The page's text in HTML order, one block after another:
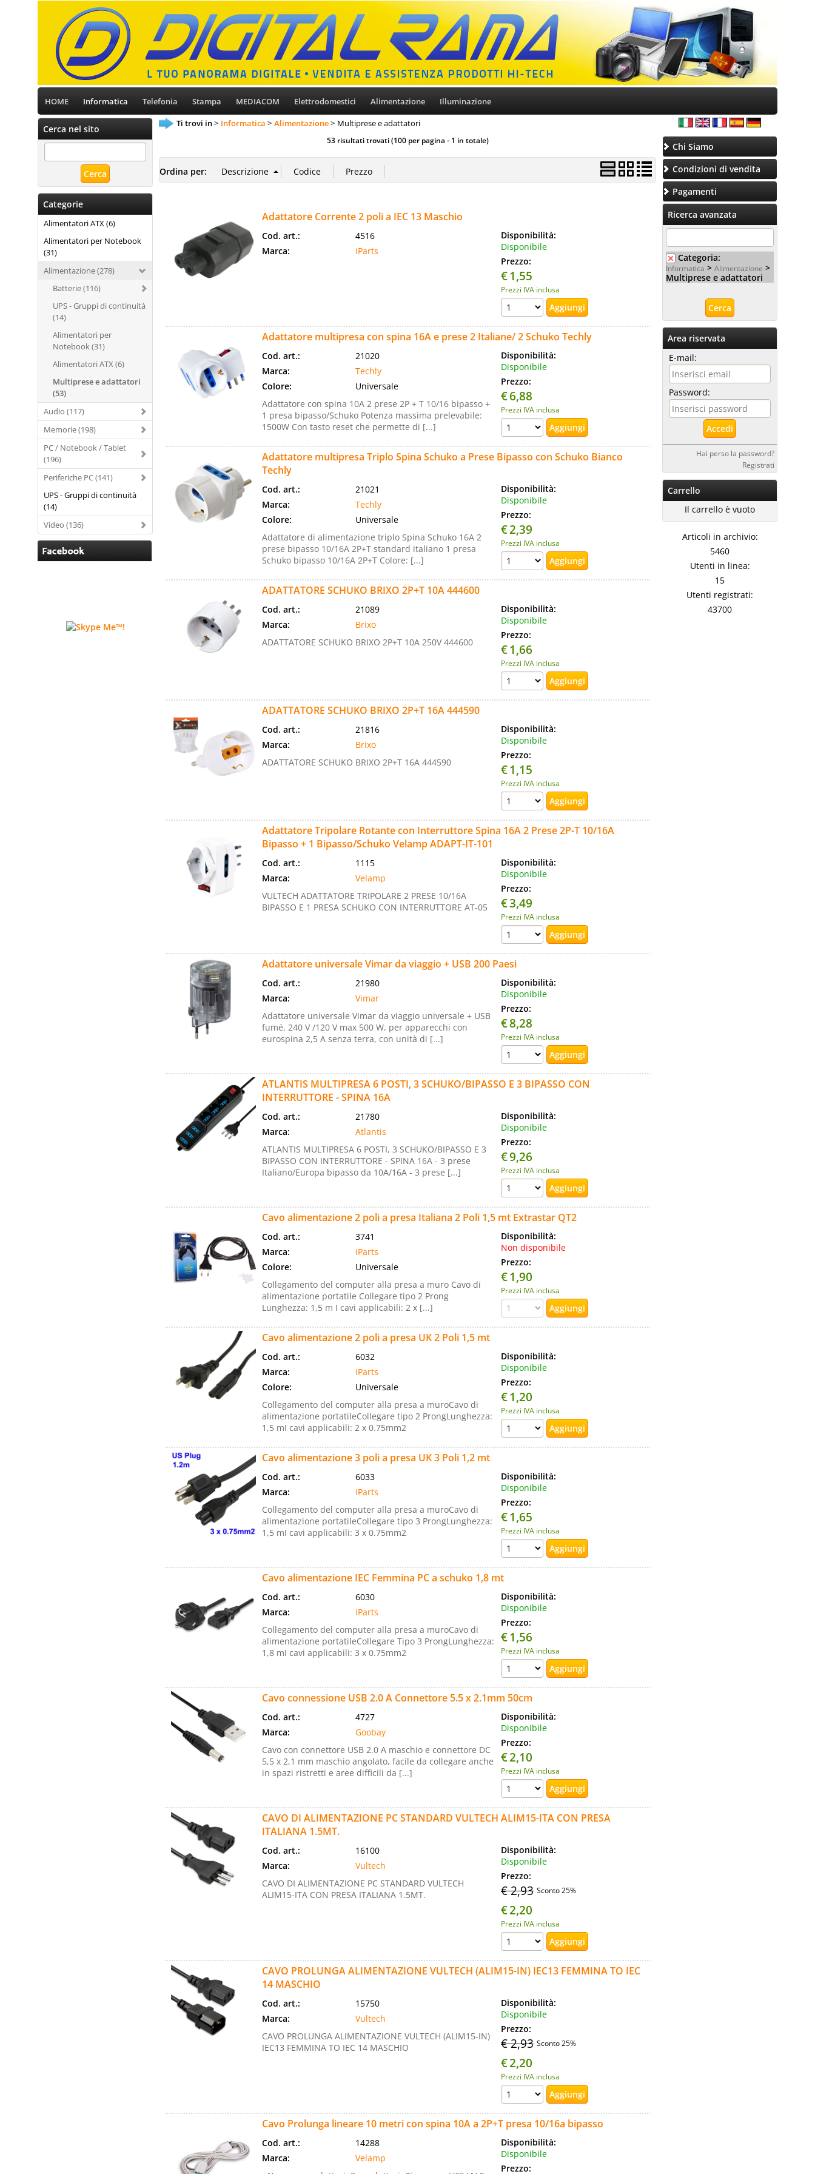
HOME Informatica Telefonia Stampa MEDIACOM Elettrodomestici Alimentazione Illuminazione
Cerca nel sito
Categorie
Alimentatori ATX (6)
Alimentatori per Notebook
(31)
Alimentazione (278)
Batterie (116)
UPS - Gruppi di continuità
(14)
Alimentatori per
Notebook (31)
Alimentatori ATX (6)
Multiprese e adattatori
(53)
Audio (117)
Memorie (198)
PC / Notebook / Tablet
(196)
Periferiche PC (141)
UPS - Gruppi di continuità
(14)
Video (136)
Ti trovi in Informatica Alimentazione Multiprese e adattatori
53 risultati trovati (100 per pagina - 1 in totale)
Ordina per:
Adattatore Corrente 2 poli a IEC 13 Maschio
Cod. art.:
4516
Marca:
iParts
Disponibilità:
Disponibile
Prezzo:
€1,55
Prezzi IVA inclusa
Adattatore multipresa con spina 16A e prese 2 Italiane/ 2 Schuko Techly
Cod. art.:
21020
Marca:
Techly
Colore:
Universale
Adattatore con spina 10A 2 prese 2P + T 10/16 bipasso +
1 presa bipasso/Schuko Potenza massima prelevabile:
1500W Con tasto reset che permette di [...]
Disponibilità:
Disponibile
Prezzo:
€6,88
Prezzi IVA inclusa
Adattatore multipresa Triplo Spina Schuko a Prese Bipasso con Schuko Bianco
Techly
Cod. art.:
21021
Marca:
Techly
Colore:
Universale
Adattatore di alimentazione triplo Spina Schuko 16A 2
prese bipasso 10/16A 2P+T standard italiano 1 presa
Schuko bipasso 10/16A 2P+T Colore: [...]
Disponibilità:
Disponibile
Prezzo:
€2,39
Prezzi IVA inclusa
ADATTATORE SCHUKO BRIXO 2P+T 10A 444600
Cod. art.:
21089
Marca:
Brixo
ADATTATORE SCHUKO BRIXO 2P+T 10A 250V 444600
Disponibilità:
Disponibile
Prezzo:
€1,66
Prezzi IVA inclusa
ADATTATORE SCHUKO BRIXO 2P+T 16A 444590
Cod. art.:
21816
Marca:
Brixo
ADATTATORE SCHUKO BRIXO 2P+T 16A 444590
Disponibilità:
Disponibile
Prezzo:
€1,15
Prezzi IVA inclusa
Adattatore Tripolare Rotante con Interruttore Spina 16A 2 Prese 2P-T 10/16A
Bipasso + 1 Bipasso/Schuko Velamp ADAPT-IT-101
Cod. art.:
1115
Marca:
Velamp
VULTECH ADATTATORE TRIPOLARE 2 PRESE 10/16A
BIPASSO E 1 PRESA SCHUKO CON INTERRUTTORE AT-05
Disponibilità:
Disponibile
Prezzo:
€3,49
Prezzi IVA inclusa
Adattatore universale Vimar da viaggio + USB 200 Paesi
Cod. art.:
21980
Marca:
Vimar
Adattatore universale Vimar da viaggio universale + USB
fumé, 240 V /120 V max 500 W, per apparecchi con
eurospina 2,5 A senza terra, con unità di [...]
Disponibilità:
Disponibile
Prezzo:
€8,28
Prezzi IVA inclusa
ATLANTIS MULTIPRESA 6 POSTI, 3 SCHUKO/BIPASSO E 3 BIPASSO CON
INTERRUTTORE - SPINA 16A
Cod. art.:
21780
Marca:
Atlantis
ATLANTIS MULTIPRESA 6 POSTI, 3 SCHUKO/BIPASSO E 3
BIPASSO CON INTERRUTTORE - SPINA 16A - 3 prese
Italiano/Europa bipasso da 10A/16A - 3 prese [...]
Disponibilità:
Disponibile
Prezzo:
€9,26
Prezzi IVA inclusa
Cavo alimentazione 2 poli a presa Italiana 2 Poli 1,5 mt Extrastar QT2
Cod. art.:
3741
Marca:
iParts
Colore:
Universale
Collegamento del computer alla presa a muro Cavo di
alimentazione portatile Collegare tipo 2 Prong
Lunghezza: 1,5 m I cavi applicabili: 2 x [...]
Disponibilità:
Non disponibile
Prezzo:
€1,90
Prezzi IVA inclusa
Cavo alimentazione 2 poli a presa UK 2 Poli 1,5 mt
Cod. art.:
6032
Marca:
iParts
Colore:
Universale
Collegamento del computer alla presa a muroCavo di
alimentazione portatileCollegare tipo 2 ProngLunghezza:
1,5 mI cavi applicabili: 2 x 0.75mm2
Disponibilità:
Disponibile
Prezzo:
€1,20
Prezzi IVA inclusa
Cavo alimentazione 3 poli a presa UK 3 Poli 1,2 mt
Cod. art.:
6033
Marca:
iParts
Collegamento del computer alla presa a muroCavo di
alimentazione portatileCollegare tipo 3 ProngLunghezza:
1,5 mI cavi applicabili: 3 x 0.75mm2
Disponibilità:
Disponibile
Prezzo:
€1,65
Prezzi IVA inclusa
Cavo alimentazione IEC Femmina PC a schuko 1,8 mt
Cod. art.:
6030
Marca:
iParts
Collegamento del computer alla presa a muroCavo di
alimentazione portatileCollegare Tipo 3 ProngLunghezza:
1,8 mI cavi applicabili: 3 x 0.75mm2
Disponibilità:
Disponibile
Prezzo:
€1,56
Prezzi IVA inclusa
Cavo connessione USB 2.0 A Connettore 5.5 x 2.1mm 50cm
Cod. art.:
4727
Marca:
Goobay
Cavo con connettore USB 2.0 A maschio e connettore DC
5,5 x 2,1 mm maschio angolato, facile da collegare anche
in spazi ristretti e aree difficili da [...]
Disponibilità:
Disponibile
Prezzo:
€2,10
Prezzi IVA inclusa
CAVO DI ALIMENTAZIONE PC STANDARD VULTECH ALIM15-ITA CON PRESA
ITALIANA 1.5MT.
Cod. art.:
16100
Marca:
Vultech
CAVO DI ALIMENTAZIONE PC STANDARD VULTECH
ALIM15-ITA CON PRESA ITALIANA 1.5MT.
Disponibilità:
Disponibile
Prezzo:
€ 2,93 Sconto 25%
€2,20
Prezzi IVA inclusa
CAVO PROLUNGA ALIMENTAZIONE VULTECH (ALIM15-IN) IEC13 FEMMINA TO IEC
14 MASCHIO
Cod. art.:
15750
Marca:
Vultech
CAVO PROLUNGA ALIMENTAZIONE VULTECH (ALIM15-IN)
IEC13 FEMMINA TO IEC 14 MASCHIO
Disponibilità:
Disponibile
Prezzo:
€ 2,93 Sconto 25%
€2,20
Prezzi IVA inclusa
Cavo Prolunga lineare 10 metri con spina 10A a 2P+T presa 10/16a bipasso
Cod. art.:
14288
Marca:
Velamp
Disponibilità:
Disponibile
Prezzo:
Chi Siamo
Condizioni di vendita
Pagamenti
Ricerca avanzata
Categoria:
Informatica > Alimentazione >
Multiprese e adattatori
Area riservata
E-mail:
Password:
Hai perso la password?
Registrati
Carrello
Il carrello è vuoto
Articoli in archivio:
5460
Utenti in linea:
15
Utenti registrati:
43700